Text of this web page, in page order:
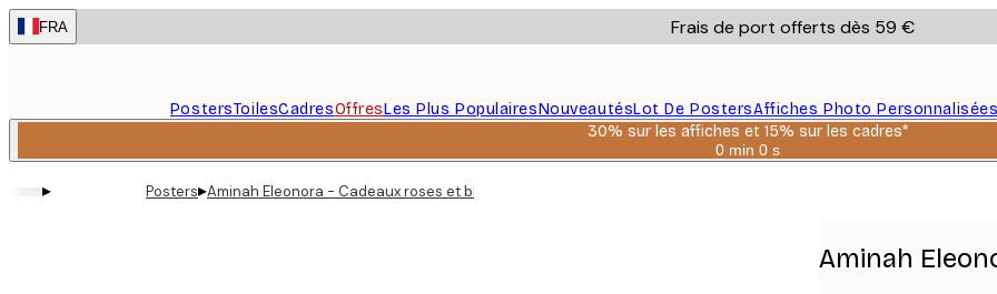
Skip
to
FRA Frais de port offerts dès 59 €
PostersToilesCadresOffresLes Plus PopulairesNouveautésLot De PostersAffiches Photo
30% sur les affiches et 15% sur les cadres*
0 min 0 s
Valable
▸ Posters▸Aminah Eleonora - Cadeaux roses et bleus Poster
Aminah